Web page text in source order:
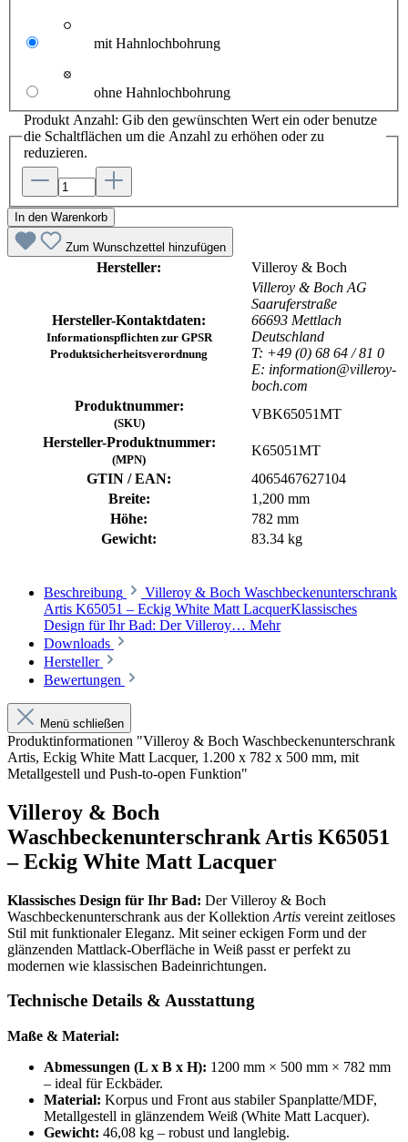
mit Hahnlochbohrung
ohne Hahnlochbohrung
Produkt Anzahl: Gib den gewünschten Wert ein oder benutze
die Schaltflächen um die Anzahl zu erhöhen oder zu
reduzieren.
In den Warenkorb
Zum Wunschzettel hinzufügen
Hersteller: Villeroy & Boch
Hersteller-Kontaktdaten:
Informationspflichten zur GPSR
Produktsicherheitsverordnung
Villeroy & Boch AG
Saaruferstraße
66693 Mettlach
Deutschland
T: +49 (0) 68 64 / 81 0
E: information@villeroy-
boch.com
Produktnummer:
(SKU)
VBK65051MT
Hersteller-Produktnummer:
(MPN)
K65051MT
GTIN / EAN:
4065467627104
Breite:
1,200 mm
Höhe:
782 mm
Gewicht:
83.34 kg
Beschreibung
Villeroy & Boch Waschbeckenunterschrank
Artis K65051 – Eckig White Matt LacquerKlassisches
Design für Ihr Bad: Der Villeroy… Mehr
Downloads
Hersteller
Bewertungen
Menü schließen
Produktinformationen "Villeroy & Boch Waschbeckenunterschrank
Artis, Eckig White Matt Lacquer, 1.200 x 782 x 500 mm, mit
Metallgestell und Push-to-open Funktion"
Villeroy & Boch
Waschbeckenunterschrank Artis K65051
– Eckig White Matt Lacquer
Klassisches Design für Ihr Bad: Der Villeroy & Boch
Waschbeckenunterschrank aus der Kollektion Artis vereint zeitloses
Stil mit funktionaler Eleganz. Mit seiner eckigen Form und der
glänzenden Mattlack-Oberfläche in Weiß passt er perfekt zu
modernen wie klassischen Badeinrichtungen.
Technische Details & Ausstattung
Maße & Material:
Abmessungen (L x B x H): 1200 mm × 500 mm × 782 mm
– ideal für Eckbäder.
Material: Korpus und Front aus stabiler Spanplatte/MDF,
Metallgestell in glänzendem Weiß (White Matt Lacquer).
Gewicht: 46,08 kg – robust und langlebig.